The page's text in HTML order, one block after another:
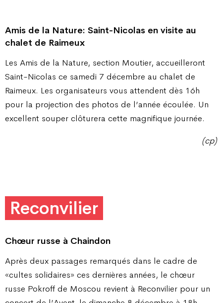
Amis de la Nature: Saint-Nicolas en visite au
chalet de Raimeux
Les Amis de la Nature, section Moutier, accueilleront
Saint-Nicolas ce samedi 7 décembre au chalet de
Raimeux. Les organisateurs vous attendent dès 16h
pour la projection des photos de l’année écoulée. Un
excellent souper clôturera cette magnifique journée.
(cp)
Reconvilier
Chœur russe à Chaindon
Après deux passages remarqués dans le cadre de
«cultes solidaires» ces dernières années, le chœur
russe Pokroff de Moscou revient à Reconvilier pour un